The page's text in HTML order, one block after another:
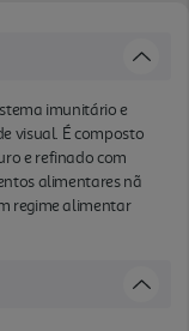
imunitário e
visual. É composto
e refinado com
alimentares nã
regime alimentar